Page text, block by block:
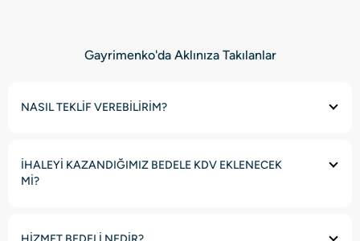
Gayrimenko'da Aklınıza Takılanlar
NASIL TEKLİF VEREBİLİRİM?
İHALEYİ KAZANDIĞIMIZ BEDELE KDV EKLENECEK
Mİ?